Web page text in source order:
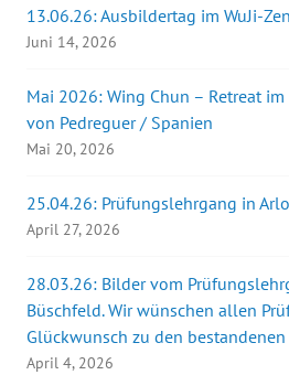
13.06.26: Ausbildertag im WuJi-
Juni 14, 2026
Mai 2026: Wing Chun – Retreat
von Pedreguer / Spanien
Mai 20, 2026
25.04.26: Prüfungslehrgang in
April 27, 2026
28.03.26: Bilder vom
Büschfeld. Wir wünschen allen
Glückwunsch zu den
April 4, 2026